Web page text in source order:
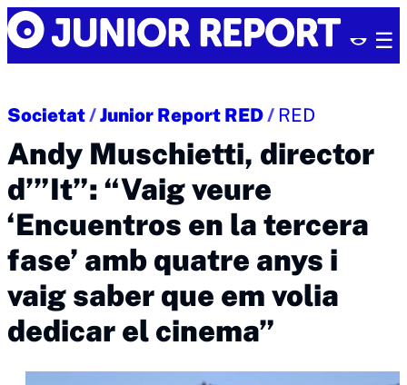
Skip
to
content
Junior
Report
Societat/Junior Report RED/ RED
Andy Muschietti, director
d’”It”: “Vaig veure
‘Encuentros en la tercera
fase’ amb quatre anys i
vaig saber que em volia
dedicar el cinema”